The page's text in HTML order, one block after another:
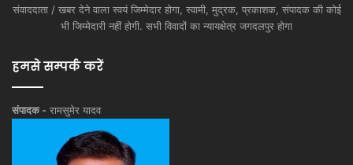
संवाददाता / खबर देने वाला स्वयं जिम्मेदार होगा, स्वामी, मुद्रक, प्रकाशक, संपादक की कोई
भी जिम्मेदारी नहीं होगी. सभी विवादों का न्यायक्षेत्र जगदलपुर होगा
हमसे सम्पर्क करें
संपादक - रामसुमेर यादव